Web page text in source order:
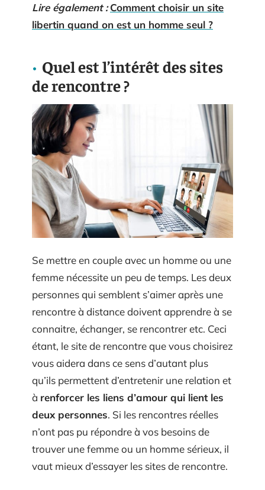
Lire également : Comment choisir un site
libertin quand on est un homme seul ?
Quel est l’intérêt des sites
de rencontre ?
Se mettre en couple avec un homme ou une
femme nécessite un peu de temps. Les deux
personnes qui semblent s’aimer après une
rencontre à distance doivent apprendre à se
connaitre, échanger, se rencontrer etc. Ceci
étant, le site de rencontre que vous choisirez
vous aidera dans ce sens d’autant plus
qu’ils permettent d’entretenir une relation et
à renforcer les liens d’amour qui lient les
deux personnes. Si les rencontres réelles
n’ont pas pu répondre à vos besoins de
trouver une femme ou un homme sérieux, il
vaut mieux d’essayer les sites de rencontre.